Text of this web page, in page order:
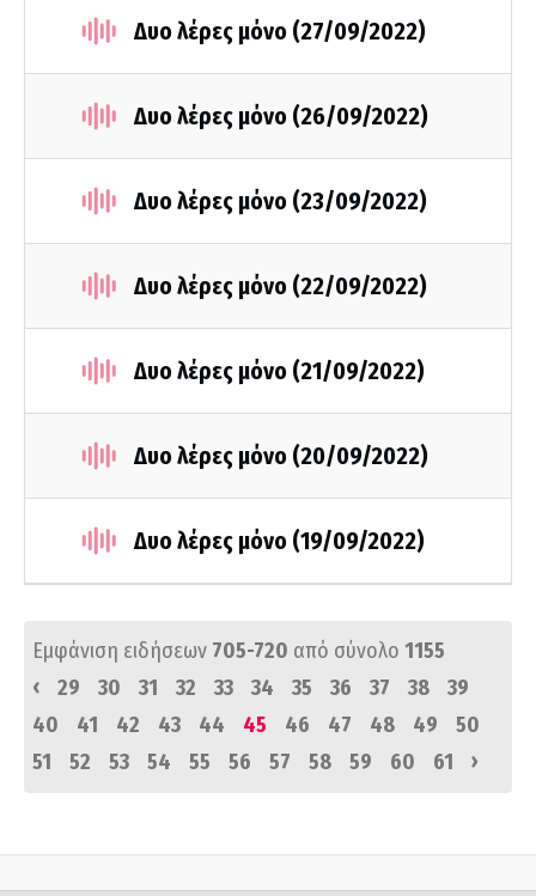
Δυο λέρες μόνο (27/09/2022)
Δυο λέρες μόνο (26/09/2022)
Δυο λέρες μόνο (23/09/2022)
Δυο λέρες μόνο (22/09/2022)
Δυο λέρες μόνο (21/09/2022)
Δυο λέρες μόνο (20/09/2022)
Δυο λέρες μόνο (19/09/2022)
Εμφάνιση ειδήσεων 705-720 από σύνολο 1155
‹
29 30 31 32 33 34 35 36 37 38
39
40
41 42 43 44 45 46 47 48 49
50
51
52 53 54 55 56 57 58 59 60 61 ›